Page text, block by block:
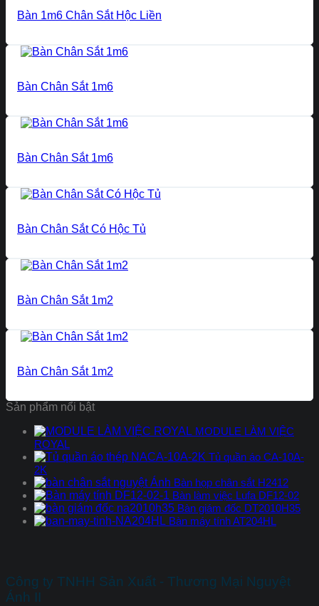
Bàn 1m6 Chân Sắt Hộc Liền
Bàn Chân Sắt 1m6
Bàn Chân Sắt 1m6
Bàn Chân Sắt Có Hộc Tủ
Bàn Chân Sắt 1m2
Bàn Chân Sắt 1m2
Sản phẩm nổi bật
MODULE LÀM VIỆC
ROYAL
Tủ quần áo CA-10A-
2K
Bàn họp chân sắt H2412
Bàn làm việc Lufa DF12-02
Bàn giám đốc DT2010H35
Bàn máy tính AT204HL
Công ty TNHH Sản Xuất - Thương Mại Nguyệt
Ánh II